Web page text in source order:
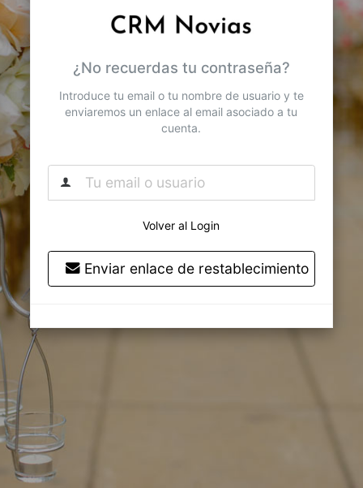
¿No recuerdas tu contraseña?
Introduce tu email o tu nombre de usuario y te
enviaremos un enlace al email asociado a tu
cuenta.
Volver al Login
Enviar enlace de restablecimiento